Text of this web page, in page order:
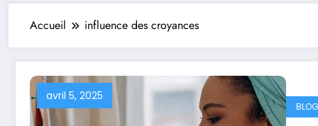
Accueil influence des croyances
avril 5, 2025